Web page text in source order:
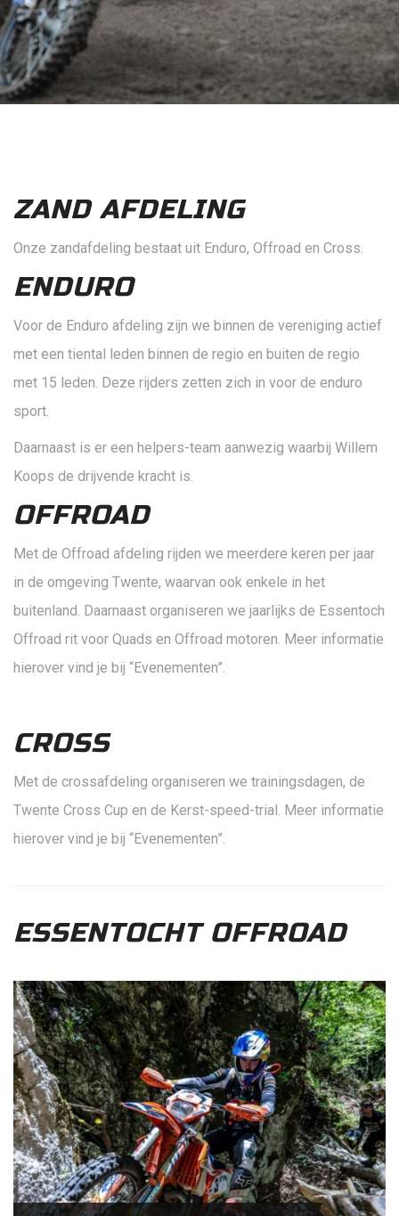
ZAND AFDELING
Onze zandafdeling bestaat uit Enduro, Offroad en Cross.
ENDURO
Voor de Enduro afdeling zijn we binnen de vereniging actief
met een tiental leden binnen de regio en buiten de regio
met 15 leden. Deze rijders zetten zich in voor de enduro
sport.
Daarnaast is er een helpers-team aanwezig waarbij Willem
Koops de drijvende kracht is.
OFFROAD
Met de Offroad afdeling rijden we meerdere keren per jaar
in de omgeving Twente, waarvan ook enkele in het
buitenland. Daarnaast organiseren we jaarlijks de Essentoch
Offroad rit voor Quads en Offroad motoren. Meer informatie
hierover vind je bij “Evenementen”.
CROSS
Met de crossafdeling organiseren we trainingsdagen, de
Twente Cross Cup en de Kerst-speed-trial. Meer informatie
hierover vind je bij “Evenementen”.
ESSENTOCHT OFFROAD